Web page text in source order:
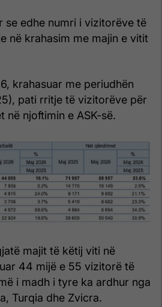
se edhe numri i vizitorëve të
në krahasim me majin e vitit
krahasuar me periudhën
pati rritje të vizitorëve për
në njoftimin e ASK-së.
majit të këtij viti në
44 mijë e 55 vizitorë të
i madh i tyre ka ardhur nga
Turqia dhe Zvicra.